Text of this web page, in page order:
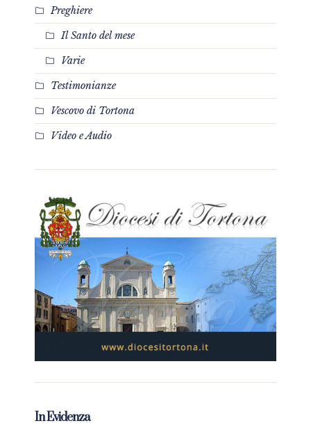
Preghiere
Il Santo del mese
Varie
Testimonianze
Vescovo di Tortona
Video e Audio
In Evidenza